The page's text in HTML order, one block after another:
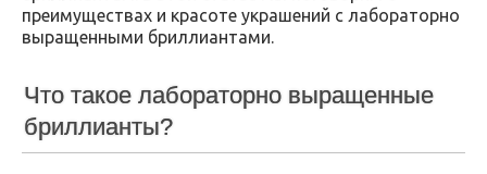
преимуществах и красоте украшений с лабораторно
выращенными бриллиантами.
Что такое лабораторно выращенные
бриллианты?